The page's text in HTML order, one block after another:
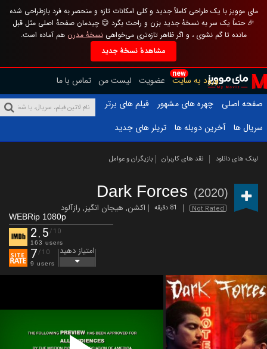
مای موویز با یک طراحی کاملاً جدید و کلی امکانات تازه و منحصر به فرد بازطراحی شده
🎉 حتماً یک سر به نسخهٔ جدید بزن و راحت بگرد 😊 چیدمان صفحهٔ اصلی مثل قبل
مانده تا گم نشوی ، و اگر ظاهر تازه‌تری می‌خواهینسخهٔ مدرن هم آماده است.
مشاهدهٔ نسخهٔ جدید
new
ورود به سایت عضویت لیست من تماس با ما
صفحه اصلی
چهره های مشهور
فیلم های برتر
سریال ها
آخرین دوبله ها تریلر های جدید
لینک های دانلود نقد های کاربران بازیگران و عوامل
Dark Forces (2020)
Not Rated 81 دقیقه اکشن, هیجان انگیز, رازآلود
WEBRip 1080p
2.5/10
163 users
7/10
9 users
امتیاز دهید